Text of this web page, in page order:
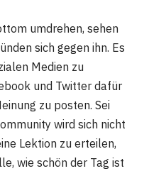
umdrehen, sehen
sich gegen ihn. Es
Medien zu
und Twitter dafür
zu posten. Sei
wird sich nicht
Lektion zu erteilen,
wie schön der Tag ist